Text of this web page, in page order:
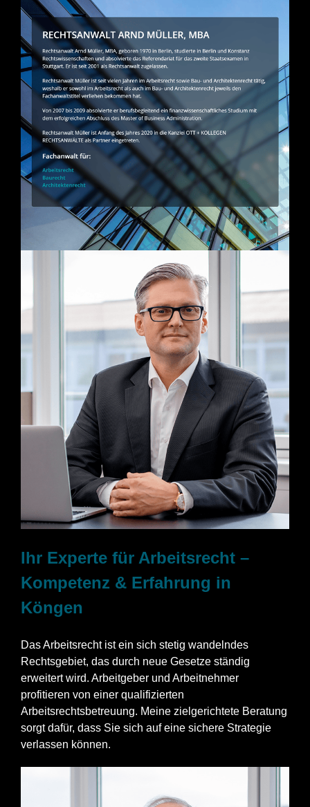
Ihr Experte für Arbeitsrecht –
Kompetenz & Erfahrung in
Köngen
Das Arbeitsrecht ist ein sich stetig wandelndes
Rechtsgebiet, das durch neue Gesetze ständig
erweitert wird. Arbeitgeber und Arbeitnehmer
profitieren von einer qualifizierten
Arbeitsrechtsbetreuung. Meine zielgerichtete Beratung
sorgt dafür, dass Sie sich auf eine sichere Strategie
verlassen können.